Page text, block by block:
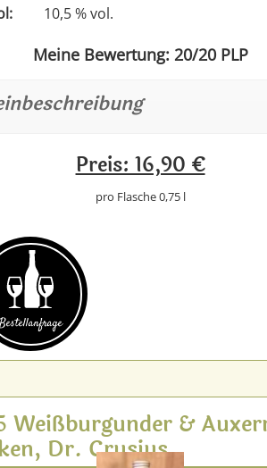
10,5 % vol.
Meine Bewertung: 20/20 PLP
Preis: 16,90 €
pro Flasche 0,75 l
Bestell­anfrage
Weißburgunder &
Dr. Crusius